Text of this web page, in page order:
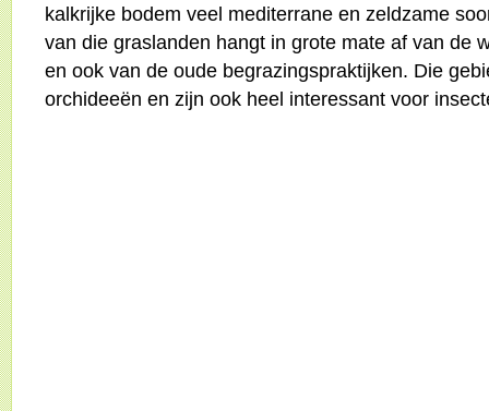
kalkrijke bodem veel mediterrane en zeldzame
van die graslanden hangt in grote mate af van de
en ook van de oude begrazingspraktijken. Die
orchideeën en zijn ook heel interessant voor